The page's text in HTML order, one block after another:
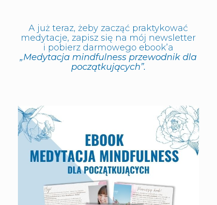
A już teraz, żeby zacząć praktykować
medytacje, zapisz się na mój newsletter
i pobierz darmowego ebook’a
„Medytacja mindfulness przewodnik dla
początkujących”.